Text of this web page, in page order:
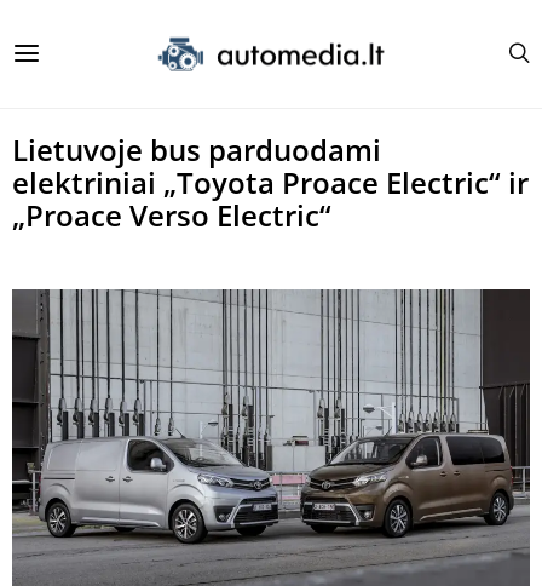
Lietuvoje bus parduodami
elektriniai „Toyota Proace Electric“ ir
„Proace Verso Electric“